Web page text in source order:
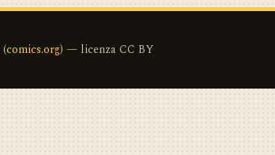
(comics.org) — licenza CC BY